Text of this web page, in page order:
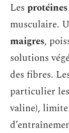
Les protéines
musculaire.
maigres,
solutions
des fibres.
particulier
valine),